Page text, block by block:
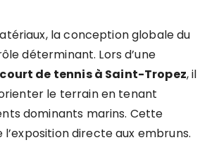
la conception globale du
déterminant. Lors d’une
de tennis à Saint-Tropez, il
le terrain en tenant
dominants marins. Cette
directe aux embruns.